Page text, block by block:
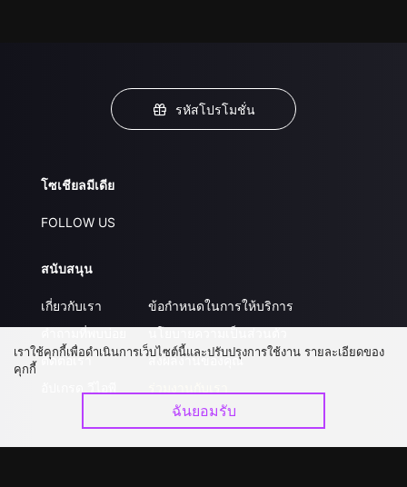
รหัสโปรโมชั่น
โซเชียลมีเดีย
FOLLOW US
สนับสนุน
เกี่ยวกับเรา
ติดต่อเรา
ข้อกำหนดในการให้บริการ
ส่งผลงานของคุณ
เราใช้คุกกี้เพื่อดำเนินการเว็บไซต์นี้และปรับปรุงการใช้งาน รายละเอียดของ
คุกกี้
ฉันยอมรับ